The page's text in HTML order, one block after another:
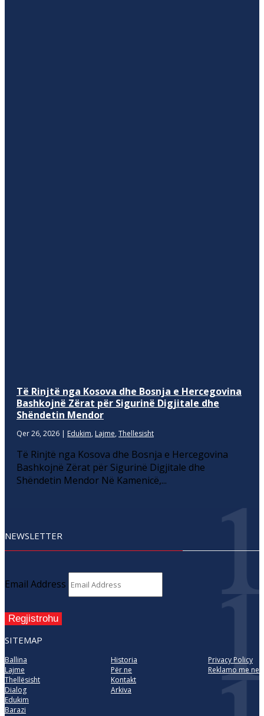
Të Rinjtë nga Kosova dhe Bosnja e Hercegovina
Bashkojnë Zërat për Sigurinë Digjitale dhe
Shëndetin Mendor
Qer 26, 2026 | Edukim, Lajme, Thellesisht
Të Rinjtë nga Kosova dhe Bosnja e Hercegovina
Bashkojnë Zërat për Sigurinë Digjitale dhe
Shëndetin Mendor Në Kamenicë,...
NEWSLETTER
Email Address
Regjistrohu
SITEMAP
Ballina
Lajme
Thellësisht
Dialog
Edukim
Barazi
Historia
Për ne
Kontakt
Arkiva
Privacy Policy
Reklamo me ne